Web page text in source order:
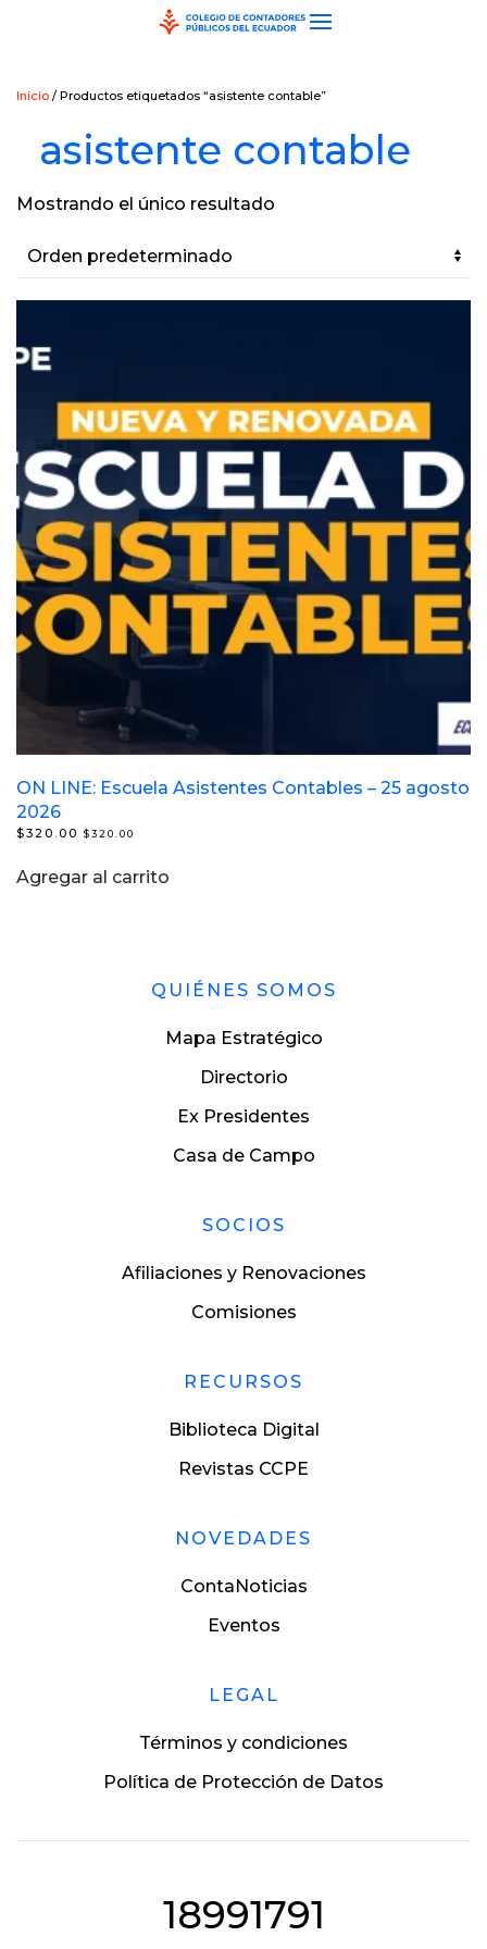
Inicio / Productos etiquetados “asistente contable”
asistente contable
Mostrando el único resultado
ON LINE: Escuela Asistentes Contables – 25 agosto
2026
$320.00 $320.00
Agregar al carrito
QUIÉNES SOMOS
Mapa Estratégico
Directorio
Ex Presidentes
Casa de Campo
SOCIOS
Afiliaciones y Renovaciones
Comisiones
RECURSOS
Biblioteca Digital
Revistas CCPE
NOVEDADES
ContaNoticias
Eventos
LEGAL
Términos y condiciones
Política de Protección de Datos
18991791